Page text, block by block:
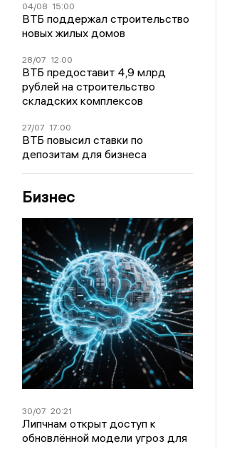
04/08 15:00
ВТБ поддержал строительство
новых жилых домов
28/07 12:00
ВТБ предоставит 4,9 млрд
рублей на строительство
складских комплексов
27/07 17:00
ВТБ повысил ставки по
депозитам для бизнеса
Бизнес
30/07 20:21
Липчнам открыт доступ к
обновлённой модели угроз для